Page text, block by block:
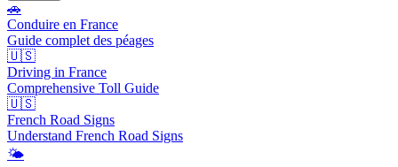
🚗
Conduire en France
Guide complet des péages
🇺🇸
Driving in France
Comprehensive Toll Guide
🇺🇸
French Road Signs
Understand French Road Signs
🌤️